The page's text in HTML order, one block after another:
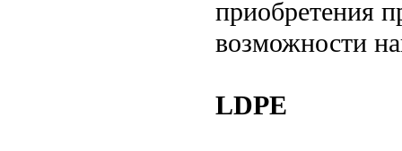
приобретения
возможности
LDPE